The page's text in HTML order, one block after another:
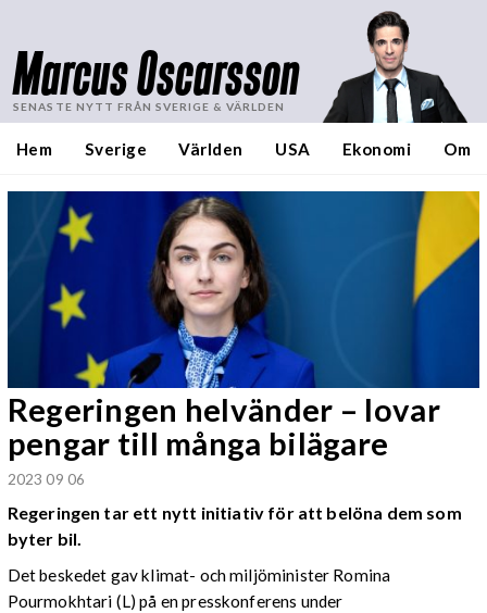
Marcus Oscarsson
SENASTE NYTT FRÅN SVERIGE & VÄRLDEN
Hem Sverige Världen USA Ekonomi Om
Regeringen helvänder – lovar
pengar till många bilägare
2023 09 06
Regeringen tar ett nytt initiativ för att belöna dem som
byter bil.
Det beskedet gav klimat- och miljöminister Romina
Pourmokhtari (L) på en presskonferens under